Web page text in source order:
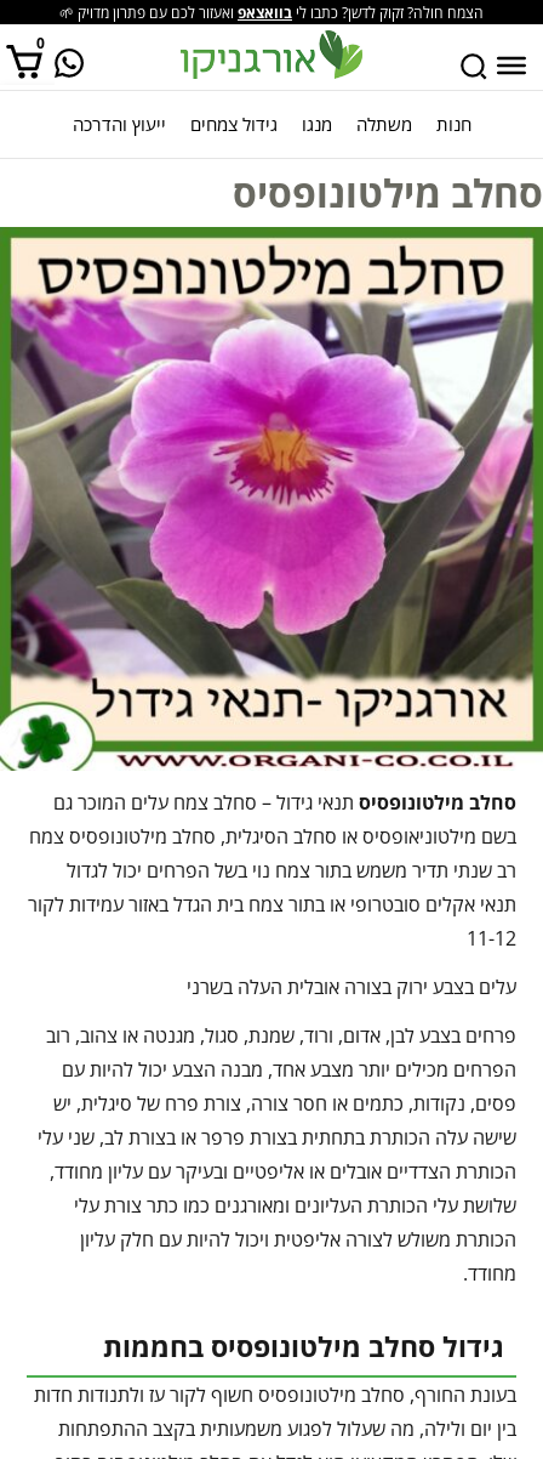
הצמח חולה? זקוק לדשן? כתבו לי בוואצאפ ואעזור לכם עם פתרון מדויק 🌱
0
אין מוצרים בסל הקניות. חנות משתלה מנגו גידול צמחים ייעוץ והדרכה
סחלב מילטונופסיס
סחלב מילטונופסיס תנאי גידול – סחלב צמח עלים המוכר גם
בשם מילטוניאופסיס או סחלב הסיגלית, סחלב מילטונופסיס צמח
רב שנתי תדיר משמש בתור צמח נוי בשל הפרחים יכול לגדול
תנאי אקלים סובטרופי או בתור צמח בית הגדל באזור עמידות לקור
11-12
עלים בצבע ירוק בצורה אובלית העלה בשרני
פרחים בצבע לבן, אדום, ורוד, שמנת, סגול, מגנטה או צהוב, רוב
הפרחים מכילים יותר מצבע אחד, מבנה הצבע יכול להיות עם
פסים, נקודות, כתמים או חסר צורה, צורת פרח של סיגלית, יש
שישה עלה הכותרת בתחתית בצורת פרפר או בצורת לב, שני עלי
הכותרת הצדדיים אובלים או אליפטיים ובעיקר עם עליון מחודד,
שלושת עלי הכותרת העליונים ומאורגנים כמו כתר צורת עלי
הכותרת משולש לצורה אליפטית ויכול להיות עם חלק עליון
מחודד.
גידול סחלב מילטונופסיס בחממות
בעונת החורף, סחלב מילטונופסיס חשוף לקור עז ולתנודות חדות
בין יום ולילה, מה שעלול לפגוע משמעותית בקצב ההתפתחות